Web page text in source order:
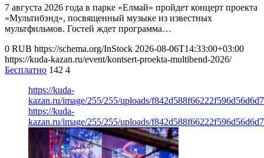
7 августа 2026 года в парке «Елмай» пройдет концерт проекта
«Мультибэнд», посвященный музыке из известных
мультфильмов. Гостей ждет программа…
0 RUB https://schema.org/InStock 2026-08-06T14:33:00+03:00
https://kuda-kazan.ru/event/kontsert-proekta-multibend-2026/
Бесплатно 142 4
https://kuda-
kazan.ru/image/255/255/uploads/
https://kuda-
kazan.ru/image/255/255/uploads/